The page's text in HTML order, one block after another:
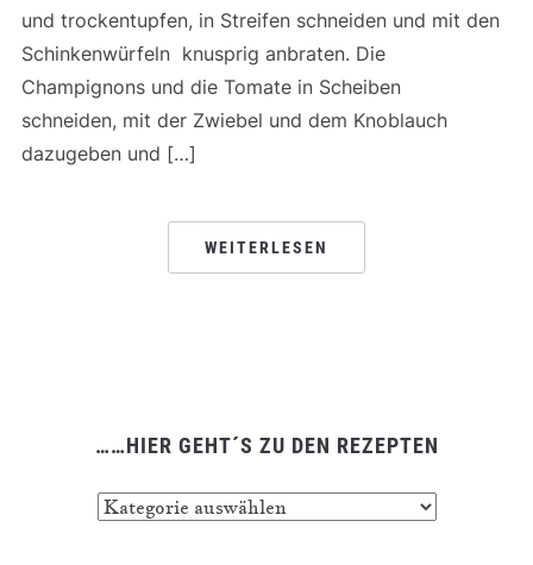
……HIER GEHT´S ZU DEN REZEPTEN
und trockentupfen, in Streifen schneiden und mit den
Schinkenwürfeln knusprig anbraten. Die
Champignons und die Tomate in Scheiben
schneiden, mit der Zwiebel und dem Knoblauch
dazugeben und […]
WEITERLESEN